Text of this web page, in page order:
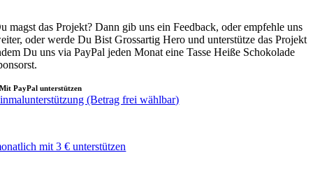
magst das Projekt? Dann gib uns ein Feedback, oder empfehle uns
oder werde Du Bist Grossartig Hero und unterstütze das Projekt
Du uns via PayPal jeden Monat eine Tasse Heiße Schokolade
Mit PayPal unterstützen
(Betrag frei wählbar)
mit 3 € unterstützen